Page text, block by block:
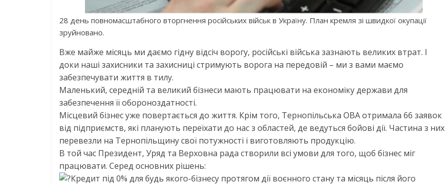
28 день повномасштабного вторгнення російських військ в Україну. План кремля зі швидкої окупації
зруйновано.
Вже майже місяць ми даємо гідну відсіч ворогу, російські війська зазнають великих втрат. І
доки наші захисники та захисниці стримують ворога на передовій – ми з вами маємо
забезпечувати життя в тилу.
Маленький, середній та великий бізнеси мають працювати на економіку держави для
забезпечення її обороноздатності.
Місцевий бізнес уже повертається до життя. Крім того, Тернопільська ОВА отримала 66 заявок
від підприємств, які планують переїхати до нас з областей, де ведуться бойові дії. Частина з них
перевезли на Тернопільщину свої потужності і виготовляють продукцію.
В той час Президент, Уряд та Верховна рада створили всі умови для того, щоб бізнес міг
працювати. Серед основних рішень:
Кредит під 0% для будь якого-бізнесу протягом дії воєнного стану та місяць після його